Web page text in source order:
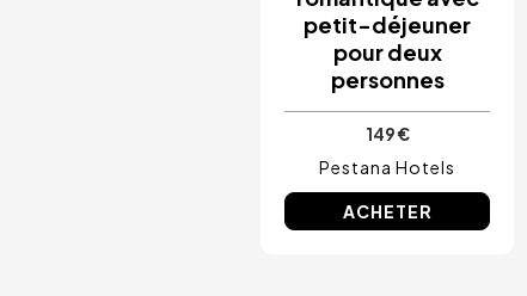
petit-déjeuner
pour deux
personnes
149 €
Pestana Hotels
ACHETER